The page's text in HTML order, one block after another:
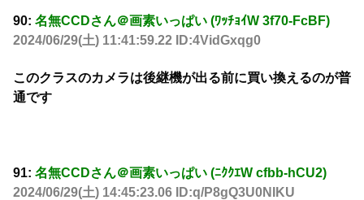
90: 名無CCDさん＠画素いっぱい (ﾜｯﾁｮｲW 3f70-FcBF)
2024/06/29(土) 11:41:59.22 ID:4VidGxqg0
このクラスのカメラは後継機が出る前に買い換えるのが普
通です
91: 名無CCDさん＠画素いっぱい (ﾆｸｸｴW cfbb-hCU2)
2024/06/29(土) 14:45:23.06 ID:q/P8gQ3U0NIKU